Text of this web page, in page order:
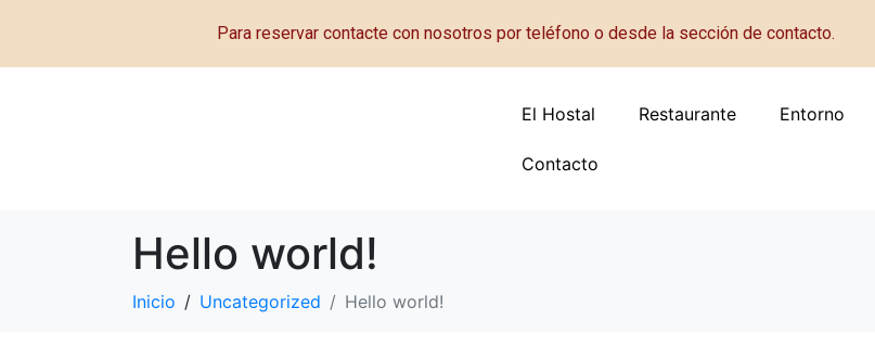
Para reservar contacte con nosotros por teléfono o desde la sección de contacto.
El Hostal Restaurante Entorno
Contacto
Hello world!
Inicio Uncategorized Hello world!